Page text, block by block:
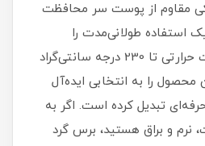
مقاوم از پوست سر محافظت
استفاده طولانی‌مدت را
آسان‌تر می‌سازد. مقاومت حرارتی تا 230 درجه سانتی‌گراد
را به انتخابی ایده‌آل
تبدیل کرده است. اگر به
نرم و براق هستید، برس گرد